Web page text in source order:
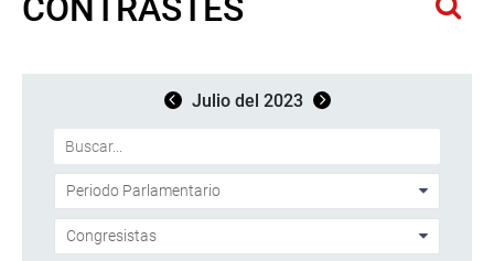
CONTRASTES
Julio del 2023